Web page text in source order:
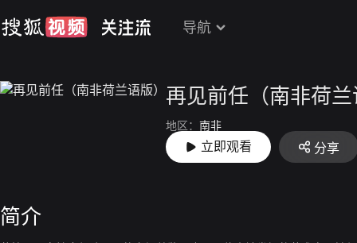
导航
再见前任（南非荷
地区： 南非
上映： 2015-12-16
立即观看 分享
简介